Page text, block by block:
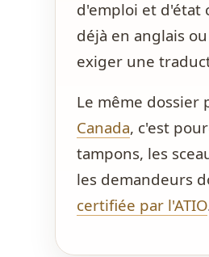
d'emploi et d'état
déjà en anglais
exiger une
Le même
Canada, c'est
tampons, les
les demandeurs
certifiée par l'ATIO